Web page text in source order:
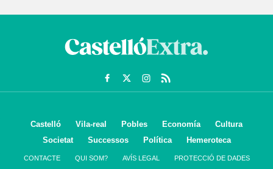
Castelló Vila-real Pobles Economía
Cultura
Societat
Successos Política Hemeroteca
CONTACTE QUI SOM? AVÍS LEGAL PROTECCIÓ DE DADES